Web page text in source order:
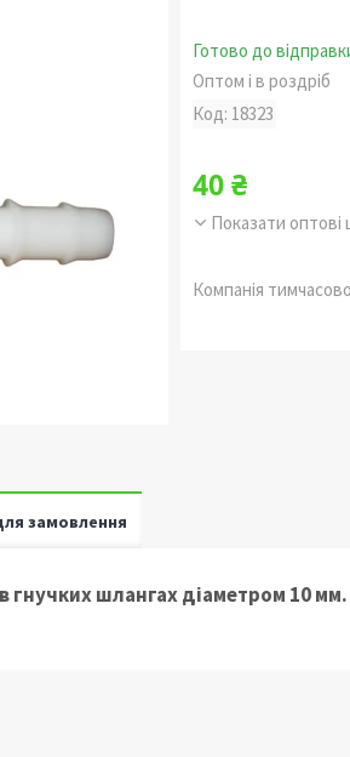
Готово до
Оптом і в роздріб
Код: 18323
40 ₴
Показати оптові
Компанія
замовлення
гнучких шлангах діаметром 10 мм.